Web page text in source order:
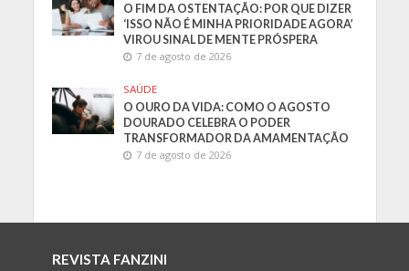
O FIM DA OSTENTAÇÃO: POR QUE DIZER
‘ISSO NÃO É MINHA PRIORIDADE AGORA’
VIROU SINAL DE MENTE PRÓSPERA
7 de agosto de 2026
SAÚDE
O OURO DA VIDA: COMO O AGOSTO
DOURADO CELEBRA O PODER
TRANSFORMADOR DA AMAMENTAÇÃO
7 de agosto de 2026
REVISTA FANZINI